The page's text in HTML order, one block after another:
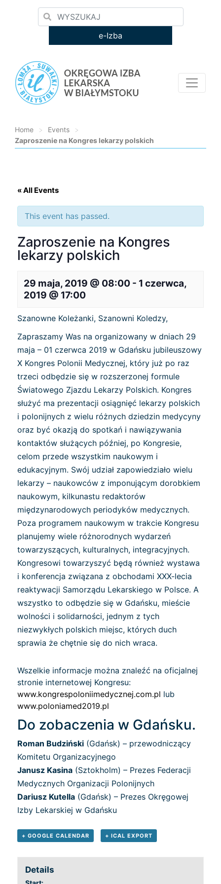
e-Izba
Home > Events
>
Zaproszenie na Kongres lekarzy polskich
« All Events
This event has passed.
Zaproszenie na Kongres
lekarzy polskich
29 maja, 2019 @ 08:00 - 1 czerwca,
2019 @ 17:00
Szanowne Koleżanki, Szanowni Koledzy,
Zapraszamy Was na organizowany w dniach 29
maja – 01 czerwca 2019 w Gdańsku jubileuszowy
X Kongres Polonii Medycznej, który już po raz
trzeci odbędzie się w rozszerzonej formule
Światowego Zjazdu Lekarzy Polskich. Kongres
służyć ma prezentacji osiągnięć lekarzy polskich
i polonijnych z wielu różnych dziedzin medycyny
oraz być okazją do spotkań i nawiązywania
kontaktów służących później, po Kongresie,
celom przede wszystkim naukowym i
edukacyjnym. Swój udział zapowiedziało wielu
lekarzy – naukowców z imponującym dorobkiem
naukowym, kilkunastu redaktorów
międzynarodowych periodyków medycznych.
Poza programem naukowym w trakcie Kongresu
planujemy wiele różnorodnych wydarzeń
towarzyszących, kulturalnych, integracyjnych.
Kongresowi towarzyszyć będą również wystawa
i konferencja związana z obchodami XXX-lecia
reaktywacji Samorządu Lekarskiego w Polsce. A
wszystko to odbędzie się w Gdańsku, mieście
wolności i solidarności, jednym z tych
niezwykłych polskich miejsc, których duch
sprawia że chętnie się do nich wraca.
Wszelkie informacje można znaleźć na oficjalnej
stronie internetowej Kongresu:
www.kongrespoloniimedycznej.com.pl lub
www.poloniamed2019.pl
Do zobaczenia w Gdańsku.
Roman Budziński (Gdańsk) – przewodniczący
Komitetu Organizacyjnego
Janusz Kasina (Sztokholm) – Prezes Federacji
Medycznych Organizacji Polonijnych
Dariusz Kutella (Gdańsk) – Prezes Okręgowej
Izby Lekarskiej w Gdańsku
+ GOOGLE CALENDAR + ICAL EXPORT
Details